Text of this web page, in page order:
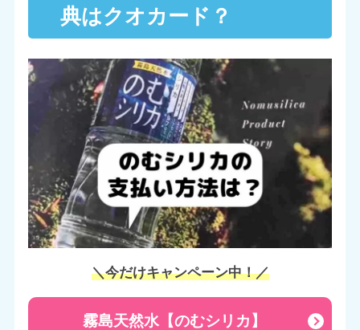
典はクオカード？
＼今だけキャンペーン中！／
霧島天然水【のむシリカ】